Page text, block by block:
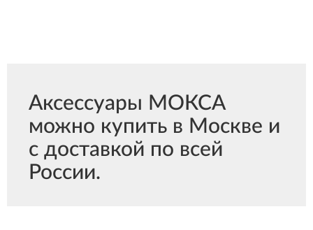
Аксессуары МОКСА
можно купить в Москве и
с доставкой по всей
России.